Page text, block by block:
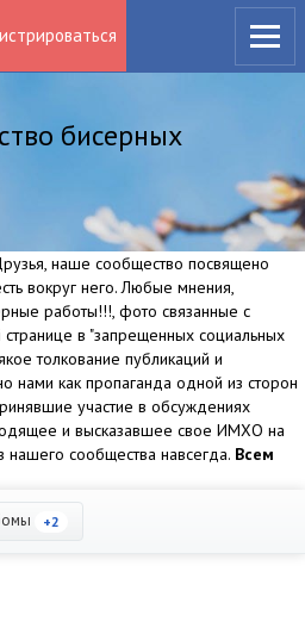
бисерных
наше сообщество посвящено
вокруг него. Любые мнения,
работы!!!, фото связанные с
странице в "запрещенных социальных
толкование публикаций и
нами как пропаганда одной из сторон
участие в обсуждениях
и высказавшее свое ИМХО на
нашего сообщества навсегда. Всем
+2